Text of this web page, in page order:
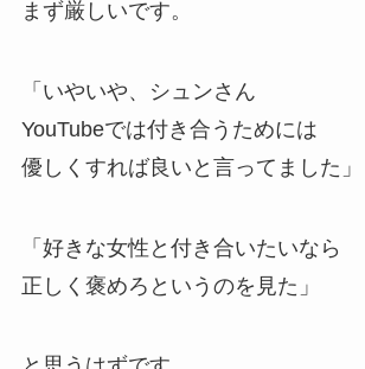
まず厳しいです。
「いやいや、シュンさん
YouTubeでは付き合うためには
優しくすれば良いと言ってました」
「好きな女性と付き合いたいなら
正しく褒めろというのを見た」